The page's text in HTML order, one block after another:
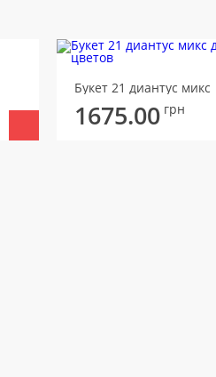
Букет 21 диантус микс
1675.00 грн